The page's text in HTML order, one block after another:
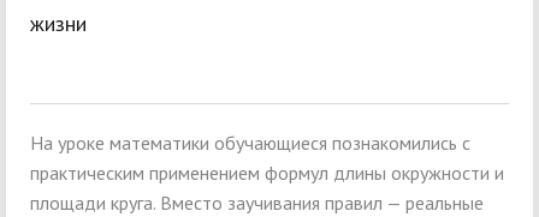
жизни
На уроке математики обучающиеся познакомились с
практическим применением формул длины окружности и
площади круга. Вместо заучивания правил — реальные